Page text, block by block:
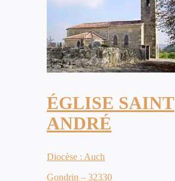
ÉGLISE SAINT
ANDRÉ
Diocèse : Auch
Gondrin – 32330